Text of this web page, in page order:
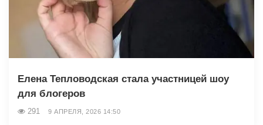
Елена Тепловодская стала участницей шоу
для блогеров
291 9 АПРЕЛЯ, 2026 14:50